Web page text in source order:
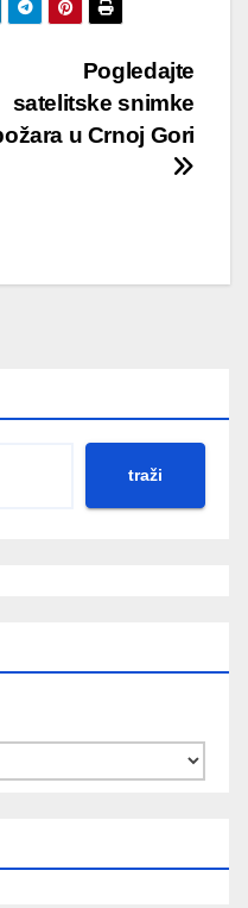
Pogledajte
satelitske snimke
u Crnoj Gori
traži